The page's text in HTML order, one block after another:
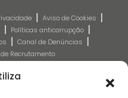
Aviso de Cookies
Políticas anticorrupção
Canal de Denúncias
Recrutamento
Todos Os Direitos Reservados.